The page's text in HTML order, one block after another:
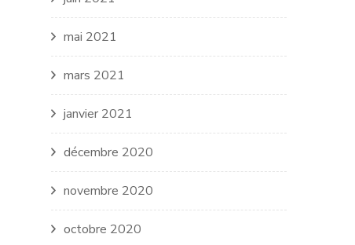
mai 2021
mars 2021
janvier 2021
décembre 2020
novembre 2020
octobre 2020